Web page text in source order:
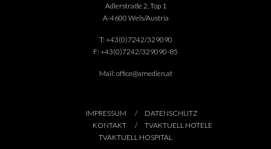
Adlerstraße 2, Top 1
A-4600 Wels/Austria
T: +43(0)7242/329090
F: +43(0)7242/329090-85
Mail: office@amedien.at
IMPRESSUM
DATENSCHUTZ
KONTAKT
TVAKTUELL HOTELE
TVAKTUELL HOSPITAL